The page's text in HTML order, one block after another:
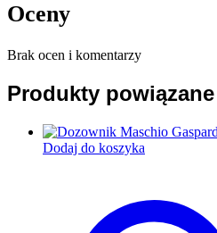
Oceny
Brak ocen i komentarzy
Produkty powiązane
Dodaj do koszyka